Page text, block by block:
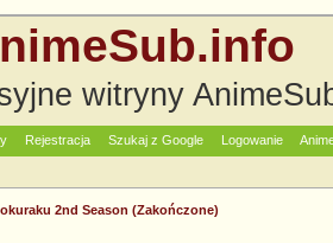
witryny
Rejestracja Szukaj z Google Logowanie
2nd Season (Zakończone)